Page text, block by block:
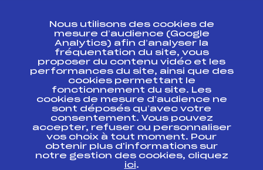
Ressources
Pass’Neige
Projet sportif fédéral
Projet de performance fédéral
Antidopage
Pôle Développement, Formation, Suivi
Scientifique
Listes ministérielles
Pôle vie de l’athlète
Nous utilisons des cookies de
mesure d’audience (Google
Analytics) afin d’analyser la
fréquentation du site, vous
proposer du contenu vidéo et les
performances du site, ainsi que des
cookies permettant le
fonctionnement du site. Les
cookies de mesure d’audience ne
sont déposés qu’avec votre
consentement. Vous pouvez
accepter, refuser ou personnaliser
vos choix à tout moment. Pour
obtenir plus d'informations sur
notre gestion des cookies, cliquez
ici.